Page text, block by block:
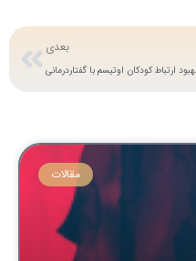
بعدی
ارتباط کودکان اوتیسم با گفتاردرمانی
مقالات